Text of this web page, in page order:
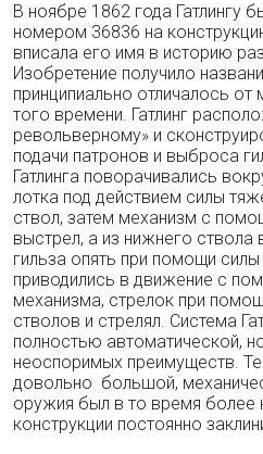
В ноябре 1862 года Гатлингу
номером 36836 на
вписала его имя в историю
Изобретение получило
принципиально отличалось
того времени. Гатлинг
револьверному» и
подачи патронов и выброса
Гатлинга поворачивались
лотка под действием силы
ствол, затем механизм с
выстрел, а из нижнего ствола
гильза опять при помощи
приводились в движение с
механизма, стрелок при
стволов и стрелял. Система
полностью автоматической,
неоспоримых преимуществ.
довольно большой,
оружия был в то время более
конструкции постоянно